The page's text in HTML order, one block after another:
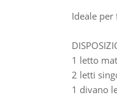
Ideale per
1 letto
2 letti
1 divano